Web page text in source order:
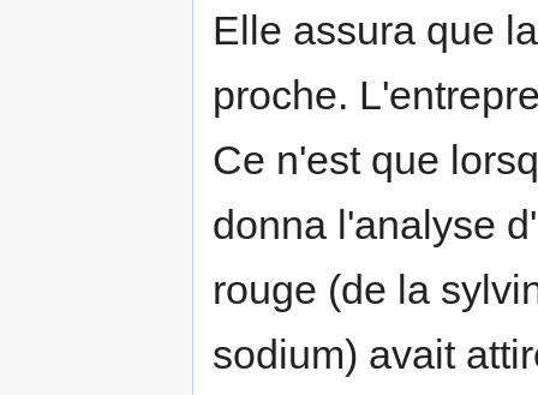
Elle assura que
proche.
Ce n'est que
donna l'analyse
rouge (de la
sodium) avait